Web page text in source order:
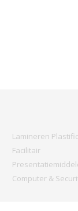
Lamineren
Facilitair
Computer &